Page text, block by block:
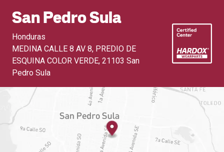
San Pedro Sula
Honduras
MEDINA CALLE 8 AV 8, PREDIO DE
ESQUINA COLOR VERDE, 21103 San
Pedro Sula